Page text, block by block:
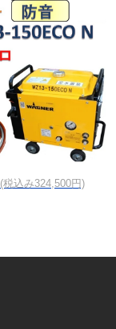
(税込み324,500円)